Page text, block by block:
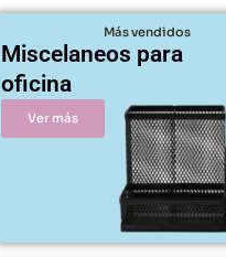
Más vendidos
Miscelaneos para
oficina
Ver más